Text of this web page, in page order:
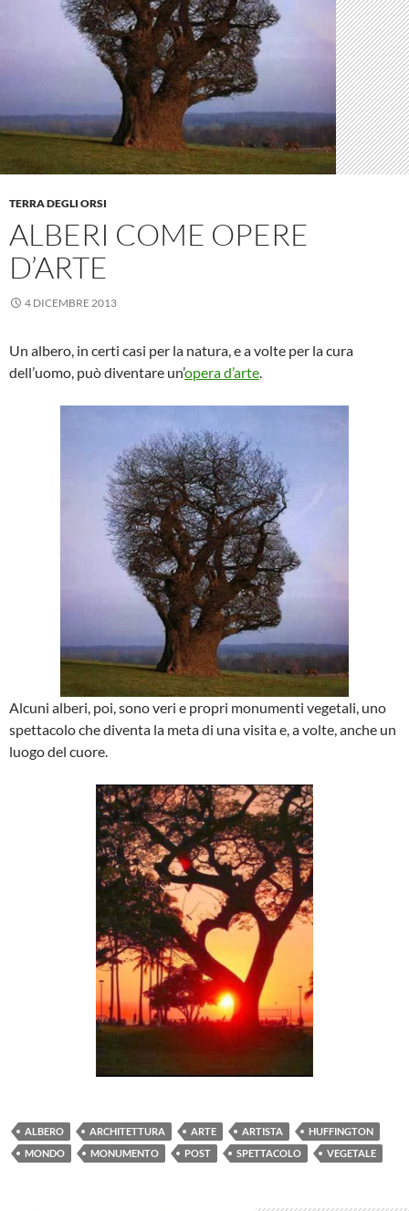
TERRA DEGLI ORSI
ALBERI COME OPERE
D’ARTE
4 DICEMBRE 2013
Un albero, in certi casi per la natura, e a volte per la cura
dell’uomo, può diventare un’opera d’arte
Alcuni alberi, poi, sono veri e propri monumenti vegetali, uno
spettacolo che diventa la meta di una visita e, a volte, anche un
luogo del cuore.
ALBERO ARCHITETTURA ARTE ARTISTA
HUFFINGTON
MONDO
MONUMENTO POST SPETTACOLO VEGETALE